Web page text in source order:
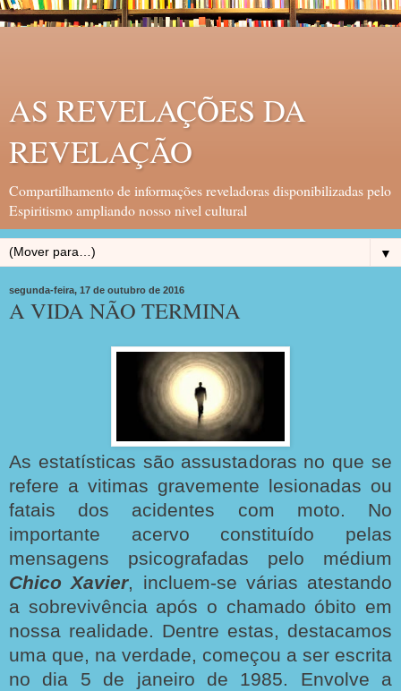
AS REVELAÇÕES DA
REVELAÇÃO
Compartilhamento de informações reveladoras disponibilizadas pelo
Espiritismo ampliando nosso nivel cultural
▼
segunda-feira, 17 de outubro de 2016
A VIDA NÃO TERMINA
As estatísticas são assustadoras no que se
refere a vitimas gravemente lesionadas ou
fatais dos acidentes com moto. No
importante acervo constituído pelas
mensagens psicografadas pelo médium
Chico Xavier, incluem-se várias atestando
a sobrevivência após o chamado óbito em
nossa realidade. Dentre estas, destacamos
uma que, na verdade, começou a ser escrita
no dia 5 de janeiro de 1985. Envolve a